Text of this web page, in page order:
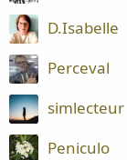
D.Isabelle
Perceval
simlecteur
Peniculo